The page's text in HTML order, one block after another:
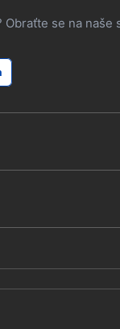
se na naše